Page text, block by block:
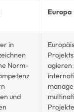
Europa
in
Norm-
und
agieren